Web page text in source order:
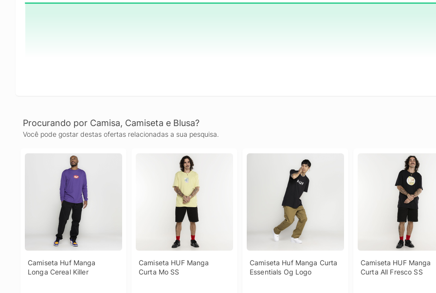
Procurando por Camisa, Camiseta e Blusa?
Você pode gostar destas ofertas relacionadas a sua pesquisa.
Camiseta Huf Manga
Longa Cereal Killer
Camiseta HUF Manga
Curta Mo SS
Camiseta Huf Manga Curta
Essentials Og Logo
Camiseta HUF Manga
Curta All Fresco SS